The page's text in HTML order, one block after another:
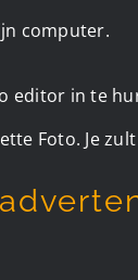
computer.
editor in te
Foto. Je